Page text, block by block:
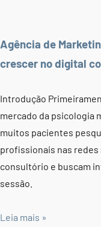
Agência de
crescer no digital
Introdução
mercado da psicologia
muitos pacientes
profissionais nas redes
consultório e buscam
sessão.
Leia mais »